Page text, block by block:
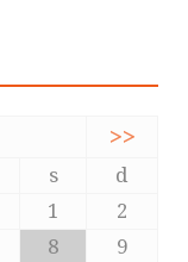
>>
s
d
1
2
8
9